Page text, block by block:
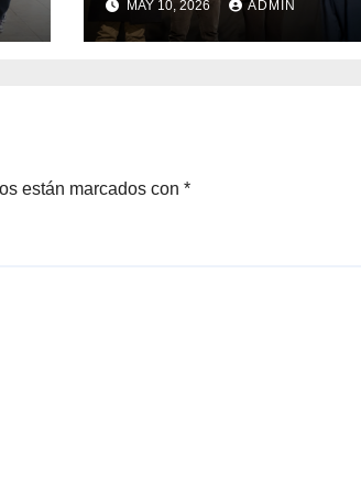
con el lanzamiento
del Preuniversitario
MAY 10, 2026 ADMIN
están marcados con *